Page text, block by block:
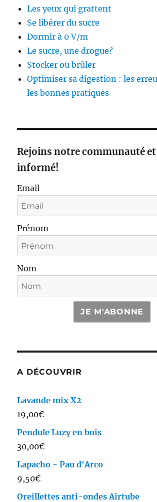
Les yeux qui grattent
Se libérer du sucre
Dormir à 0 V/m
Le sucre, une drogue?
Stocker ou brûler
Optimiser sa digestion : les
les bonnes pratiques
Rejoins notre communauté
informé!
Email
Prénom
Nom
JE M'ABONNE
A DÉCOUVRIR
Lavande mix X2
19,00€
Pendule Luzy en buis
30,00€
Lapacho - Pau d'Arco
9,50€
Oreillettes anti-ondes Airtube